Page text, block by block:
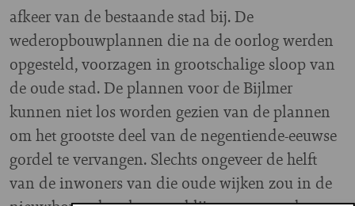
afkeer van de bestaande stad bij. De
wederopbouwplannen die na de oorlog werden
opgesteld, voorzagen in grootschalige sloop van
de oude stad. De plannen voor de Bijlmer
kunnen niet los worden gezien van de plannen
om het grootste deel van de negentiende-eeuwse
gordel te vervangen. Slechts ongeveer de helft
van de inwoners van die oude wijken zou in de